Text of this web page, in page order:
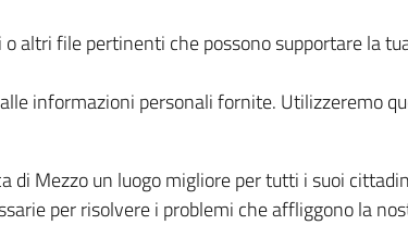
altri file pertinenti che possono supportare la
informazioni personali fornite. Utilizzeremo
di Mezzo un luogo migliore per tutti i suoi
per risolvere i problemi che affliggono la